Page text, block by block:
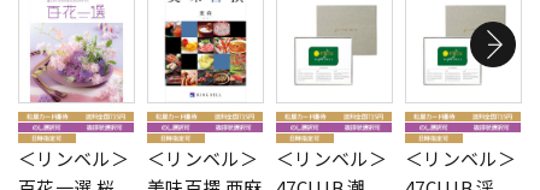
＜リンベル＞
＜リンベル＞
＜リンベル＞
＜リンベル＞